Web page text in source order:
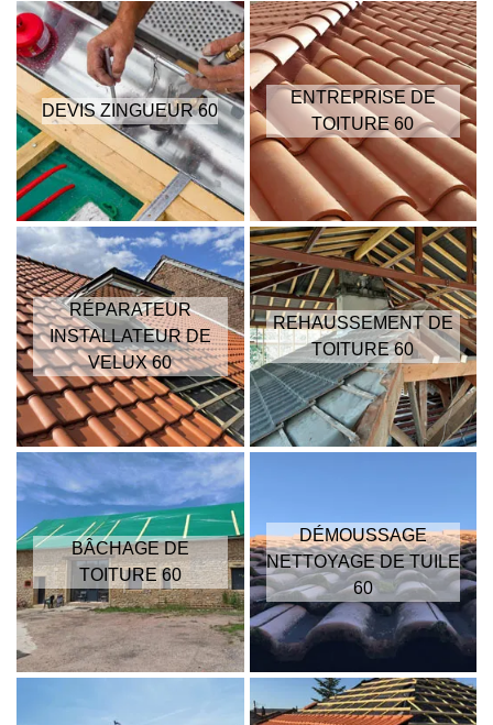
DEVIS ZINGUEUR 60
ENTREPRISE DE
TOITURE 60
RÉPARATEUR
INSTALLATEUR DE
VELUX 60
REHAUSSEMENT DE
TOITURE 60
BÂCHAGE DE
TOITURE 60
DÉMOUSSAGE
NETTOYAGE DE TUILE
60